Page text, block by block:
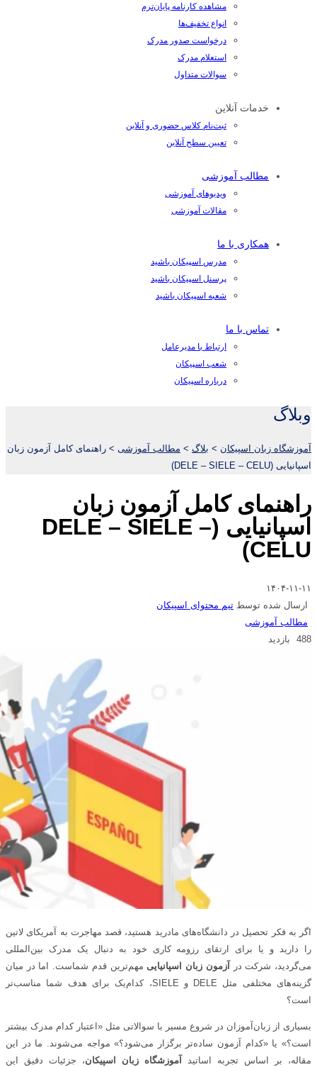
مشاهده کارنامه پایان‌ترم
انواع تخفیف‌ها
درخواست صدور مدرک
استعلام مدرک
سوالات متداول
خدمات آنلاین
ثبت‌نام کلاس حضوری و آنلاین
تعیین سطح آنلاین
مطالب آموزشی
ویدیوهای آموزشی
مقالات آموزشی
همکاری با ما
مدرس اسپیکان باشید
پرسنل اسپیکان باشید
شعبه اسپیکان باشید
تماس با ما
ارتباط با مدیرعامل
شعب اسپیکان
درباره اسپیکان
وبلاگ
آموزشگاه زبان اسپیکان > بلاگ > مطالب آموزشی > راهنمای کامل آزمون زبان
اسپانیایی (DELE – SIELE – CELU)
راهنمای کامل آزمون زبان
اسپانیایی (DELE – SIELE –
CELU)
۱۴۰۴-۱۱-۱۱
ارسال شده توسط تیم محتوای اسپیکان
مطالب آموزشی
488 بازدید
اگر به فکر تحصیل در دانشگاه‌های مادرید هستید، قصد مهاجرت به آمریکای لاتین
را دارید و یا برای ارتقای رزومه کاری خود به دنبال یک مدرک بین‌المللی
می‌گردید، شرکت در آزمون زبان اسپانیایی مهم‌ترین قدم شماست. اما در میان
گزینه‌های مختلفی مثل DELE و SIELE، کدام‌یک برای هدف شما مناسب‌تر
است؟
بسیاری از زبان‌آموزان در شروع مسیر با سوالاتی مثل «اعتبار کدام مدرک بیشتر
است؟» یا «کدام آزمون ساده‌تر برگزار می‌شود؟» مواجه می‌شوند. ما در این
مقاله، بر اساس تجربه اساتید آموزشگاه زبان اسپیکان، جزئیات دقیق این